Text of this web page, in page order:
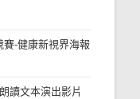
-健康新視界海報
讀文本演出影片